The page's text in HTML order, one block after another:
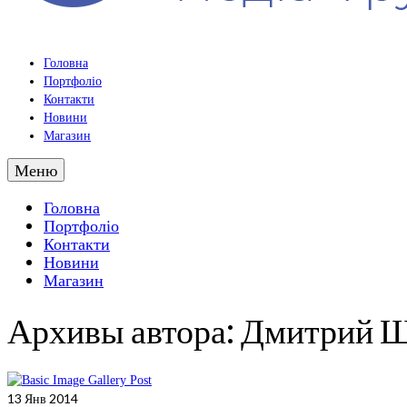
Головна
Портфоліо
Контакти
Новини
Магазин
Меню
Головна
Портфоліо
Контакти
Новини
Магазин
Архивы автора: Дмитрий
13 Янв 2014